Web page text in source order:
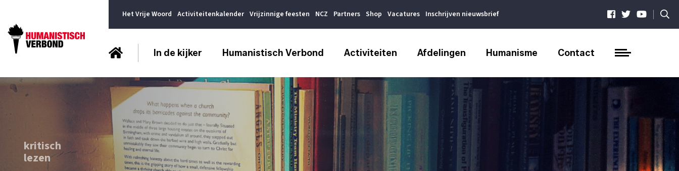
Het Vrije Woord Activiteitenkalender Vrijzinnige feesten NCZ Partners Shop Vacatures Inschrijven nieuwsbrief |
In de kijker Humanistisch Verbond Activiteiten Afdelingen Humanisme Contact
kritisch
lezen